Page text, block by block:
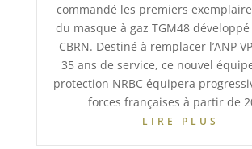
commandé les premiers
du masque à gaz TGM48 développé
CBRN. Destiné à remplacer l’ANP
35 ans de service, ce nouvel
protection NRBC équipera
forces françaises à partir de
LIRE PLUS